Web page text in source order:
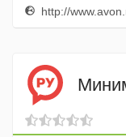
http://